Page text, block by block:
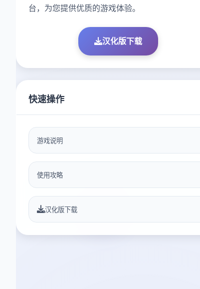
台，为您提供优质的游戏体验。
汉化版下载
快速操作
游戏说明
使用攻略
汉化版下载